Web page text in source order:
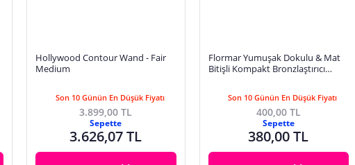
Hollywood Contour Wand - Fair
Medium
Son 10 Günün En Düşük Fiyatı
3.899,00 TL
Sepette
3.626,07 TL
Flormar Yumuşak Dokulu & Mat
Bitişli Kompakt Bronzlaştırıcı
Son 10 Günün En Düşük Fiyatı
400,00 TL
Sepette
380,00 TL